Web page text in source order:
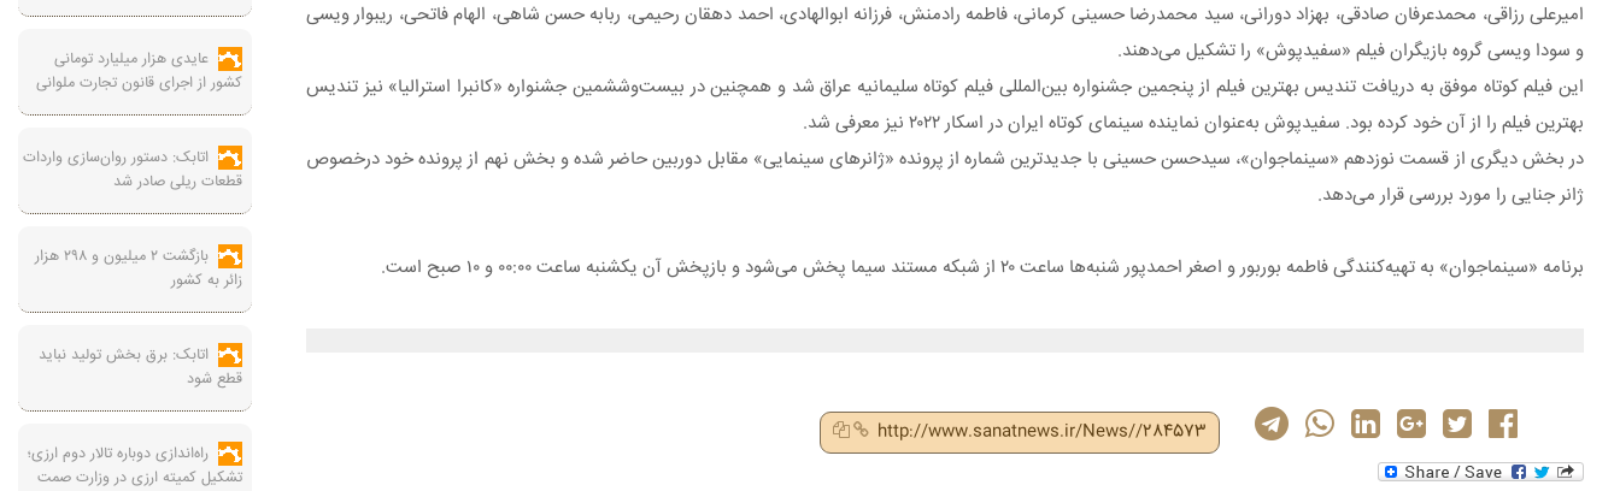
امیرعلی رزاقی، محمدعرفان صادقی، بهزاد دورانی، سید محمدرضا حسینی کرمانی، فاطمه رادمنش، فرزانه ابوالهادی، احمد دهقان رحیمی، ربابه حسن شاهی، الهام فاتحی، ریبوار ویسی
و سودا ویسی گروه بازیگران فیلم «سفیدپوش» را تشکیل می‌دهند.
این فیلم کوتاه موفق به دریافت تندیس بهترین فیلم از پنجمین جشنواره بین‌المللی فیلم کوتاه سلیمانیه عراق شد و همچنین در بیست‌وششمین جشنواره‌ «کانبرا استرالیا» نیز تندیس
بهترین فیلم را از آن خود کرده بود. سفیدپوش به‌عنوان نماینده سینمای کوتاه ایران در اسکار ۲۰۲۲ نیز معرفی شد.
در بخش دیگری از قسمت نوزدهم «سینماجوان»، سیدحسن حسینی با جدیدترین شماره از پرونده «ژانرهای سینمایی» مقابل دوربین حاضر شده و بخش نهم از پرونده خود درخصوص
ژانر جنایی را مورد بررسی قرار می‌دهد.
برنامه «سینماجوان» به تهیه‌کنندگی فاطمه بوربور و اصغر احمدپور شنبه‌ها ساعت ۲۰ از شبکه مستند سیما پخش می‌شود و بازپخش آن یکشنبه ساعت ۰۰:۰۰ و ۱۰ صبح است.
http://www.sanatnews.ir/News//284573
عایدی هزار میلیارد تومانی
کشور از اجرای قانون تجارت ملوانی
اتابک: دستور روان‌سازی واردات
قطعات ریلی صادر شد
بازگشت ۲ میلیون و ۲۹۸ هزار
زائر به کشور
اتابک: برق بخش تولید نباید
قطع شود
راه‌اندازی دوباره تالار دوم ارزی؛
تشکیل کمیته ارزی در وزارت صمت